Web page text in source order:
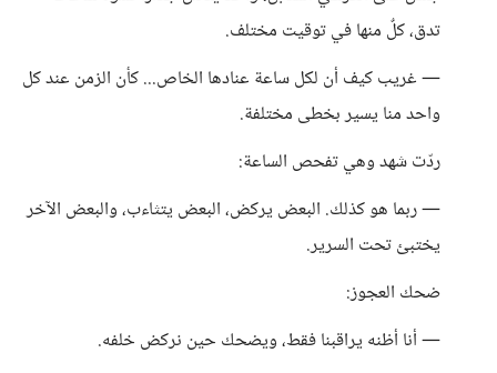
تدق، كلٌ منها في توقيت مختلف.
— غريب كيف أن لكل ساعة عنادها الخاص... كأن الزمن عند كل
واحد منا يسير بخطى مختلفة.
ردّت شهد وهي تفحص الساعة:
— ربما هو كذلك. البعض يركض، البعض يتثاءب، والبعض الآخر
يختبئ تحت السرير.
ضحك العجوز:
— أنا أظنه يراقبنا فقط، ويضحك حين نركض خلفه.